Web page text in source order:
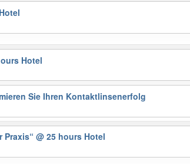
Hotel
Sie Ihren Kontaktlinsenerfolg
Praxis“@ 25 hours Hotel